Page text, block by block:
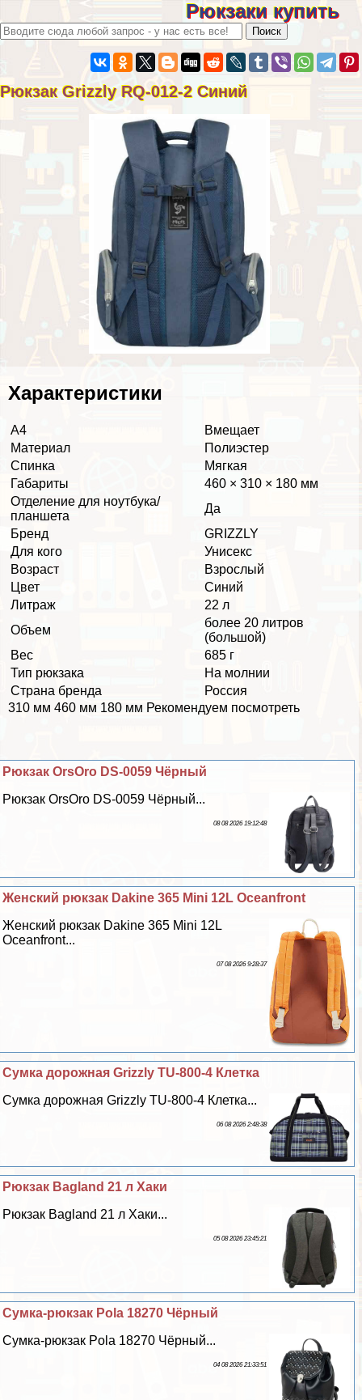
Рюкзаки купить
Рюкзак Grizzly RQ-012-2 Синий
Хаpaктеристики
А4
Вмещает
Материал
Полиэстер
Спинка
Мягкая
Габариты
460 × 310 × 180 мм
Отделение для ноутбука/
планшета
Да
Бренд
GRIZZLY
Для кого
Униceкc
Возраст
Взрослый
Цвет
Синий
Литраж
22 л
Объем
более 20 литров
(большой)
Вес
685 г
Тип рюкзака
На молнии
Страна бренда
Россия
310 мм 460 мм 180 мм Рекомендуем посмотреть
Рюкзак OrsOro DS-0059 Чёрный
Рюкзак OrsOro DS-0059 Чёрный...
08 08 2026 19:12:48
Женский рюкзак Dakine 365 Mini 12L Oceanfront
Женский рюкзак Dakine 365 Mini 12L
Oceanfront...
07 08 2026 9:28:37
Сумка дорожная Grizzly TU-800-4 Клетка
Сумка дорожная Grizzly TU-800-4 Клетка...
06 08 2026 2:48:38
Рюкзак Bagland 21 л Хаки
Рюкзак Bagland 21 л Хаки...
05 08 2026 23:45:21
Сумка-рюкзак Pola 18270 Чёрный
Сумка-рюкзак Pola 18270 Чёрный...
04 08 2026 21:33:51